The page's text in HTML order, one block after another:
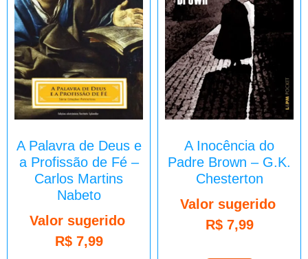
A Palavra de Deus e
a Profissão de Fé –
Carlos Martins
Nabeto
Valor sugerido
R$7,99
A Inocência do
Padre Brown – G.K.
Chesterton
Valor sugerido
R$7,99